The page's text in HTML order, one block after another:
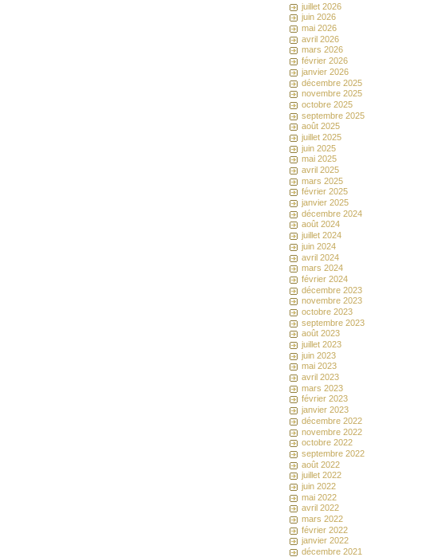
juillet 2026
juin 2026
mai 2026
avril 2026
mars 2026
février 2026
janvier 2026
décembre 2025
novembre 2025
octobre 2025
septembre 2025
août 2025
juillet 2025
juin 2025
mai 2025
avril 2025
mars 2025
février 2025
janvier 2025
décembre 2024
août 2024
juillet 2024
juin 2024
avril 2024
mars 2024
février 2024
décembre 2023
novembre 2023
octobre 2023
septembre 2023
août 2023
juillet 2023
juin 2023
mai 2023
avril 2023
mars 2023
février 2023
janvier 2023
décembre 2022
novembre 2022
octobre 2022
septembre 2022
août 2022
juillet 2022
juin 2022
mai 2022
avril 2022
mars 2022
février 2022
janvier 2022
décembre 2021